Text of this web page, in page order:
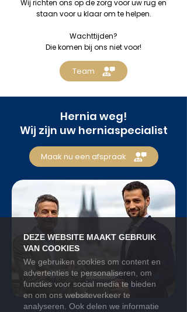
DEZE WEBSITE MAAKT GEBRUIK
VAN COOKIES
We gebruiken cookies om content en
advertenties te personaliseren, om
functies voor social media te bieden
en om ons websiteverkeer te
analyseren. Ook delen we informatie
Wij richten ons op de zorg voor uw rug en
staan voor u klaar om te helpen.
Wachttijden?
Die komen bij ons niet voor!
Team
Hernia weg!
Wij zijn uw herniaspecialist
Maak nu een afspraak